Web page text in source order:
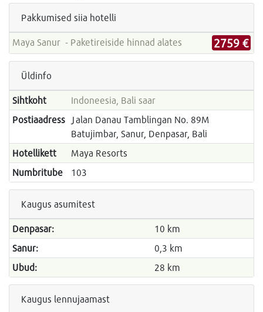
Pakkumised siia hotelli
Maya Sanur - Paketireiside hinnad alates 2759 €
Üldinfo
Sihtkoht
Indoneesia, Bali saar
Postiaadress
Jalan Danau Tamblingan No. 89M
Batujimbar, Sanur, Denpasar, Bali
Hotellikett
Maya Resorts
Numbritube
103
Kaugus asumitest
Denpasar:
10 km
Sanur:
0,3 km
Ubud:
28 km
Kaugus lennujaamast